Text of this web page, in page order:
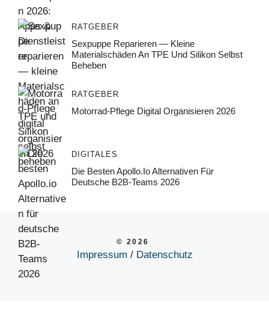
RATGEBER
Sexpuppe Reparieren — Kleine
Materialschäden An TPE Und Silikon Selbst
Beheben
RATGEBER
Motorrad-Pflege Digital Organisieren 2026
DIGITALES
Die Besten Apollo.io Alternativen Für
Deutsche B2B-Teams 2026
© 2026
Impressum / Datenschutz